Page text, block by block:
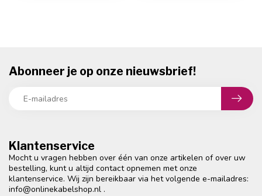
Klantenservice
Mocht u vragen hebben over één van onze artikelen of over uw
bestelling, kunt u altijd contact opnemen met onze
klantenservice. Wij zijn bereikbaar via het volgende e-mailadres:
info@onlinekabelshop.nl .
Abonneer je op onze nieuwsbrief!